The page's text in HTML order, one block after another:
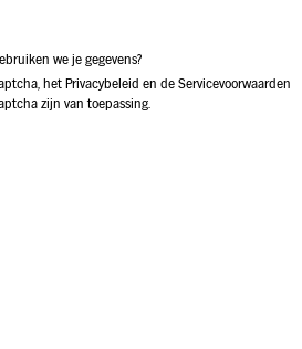
we je gegevens?
het Privacybeleid en de Servicevoorwaarden
zijn van toepassing.